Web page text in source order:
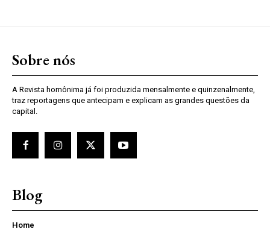
Sobre nós
A Revista homônima já foi produzida mensalmente e quinzenalmente,
traz reportagens que antecipam e explicam as grandes questões da
capital.
Blog
Home